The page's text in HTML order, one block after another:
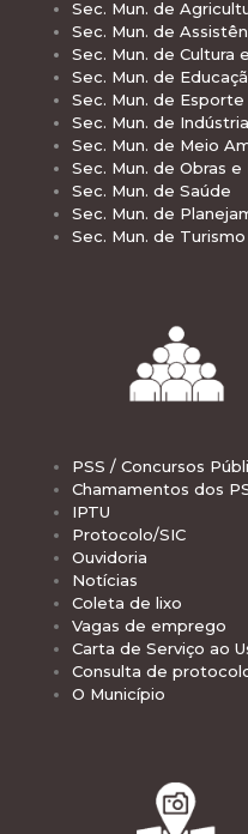
Sec. Mun. de
Sec. Mun. de
Sec. Mun. de Cultura
Sec. Mun. de
Sec. Mun. de
Sec. Mun. de
Sec. Mun. de Meio
Sec. Mun. de Obras
Sec. Mun. de Saúde
Sec. Mun. de
Sec. Mun. de Turismo
PSS / Concursos
Chamamentos dos
IPTU
Protocolo/SIC
Ouvidoria
Notícias
Coleta de lixo
Vagas de emprego
Carta de Serviço ao
Consulta de
O Município